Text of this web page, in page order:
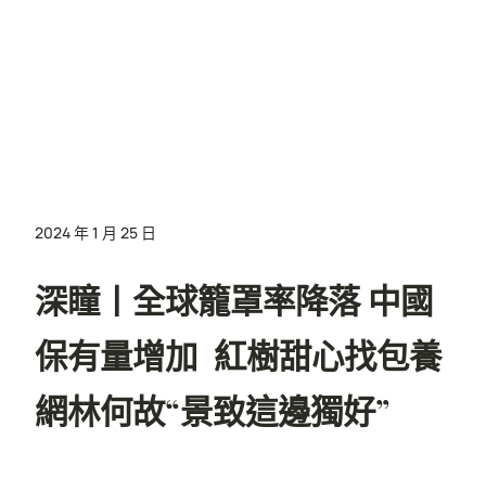
2024 年 1 月 25 日
深瞳丨全球籠罩率降落 中國
保有量增加 紅樹甜心找包養
網林何故“景致這邊獨好”